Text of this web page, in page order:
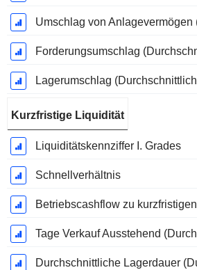
Kurzfristige Liquidität
Liquiditätskennziffer I. Grades
Schnellverhältnis